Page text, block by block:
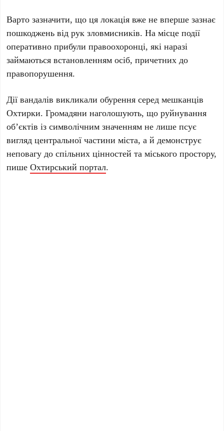
Варто зазначити, що ця локація вже не вперше зазнає
пошкоджень від рук зловмисників. На місце події
оперативно прибули правоохоронці, які наразі
займаються встановленням осіб, причетних до
правопорушення.
Дії вандалів викликали обурення серед мешканців
Охтирки. Громадяни наголошують, що руйнування
об’єктів із символічним значенням не лише псує
вигляд центральної частини міста, а й демонструє
неповагу до спільних цінностей та міського простору,
пишеОхтирський портал.